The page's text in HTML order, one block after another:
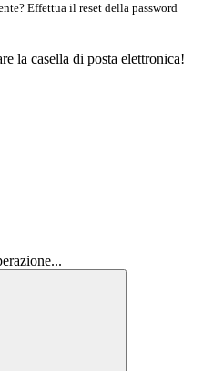
Effettua il reset della password
la casella di posta elettronica!